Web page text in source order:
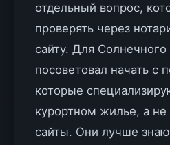
отдельный вопрос,
проверять через
сайту. Для
посоветовал начать с
которые
курортном жилье, а
сайты. Они лучше